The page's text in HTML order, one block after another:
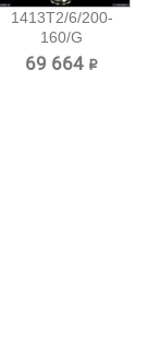
1413T2/6/200-
160/G
Хрустальный
69 664 ₽